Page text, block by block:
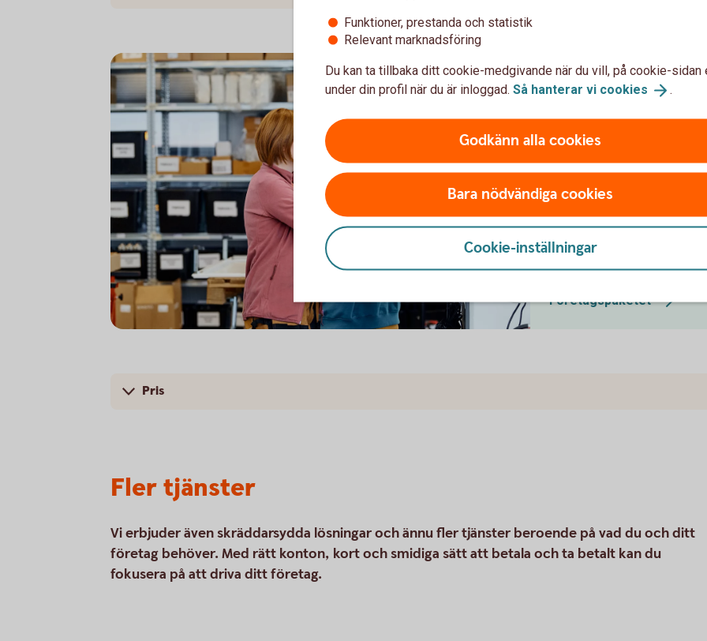
Vårt paket innehåller de
som är entreprenör.
Företagspaketet
Pris
Fler tjänster
Vi erbjuder även skräddarsydda lösningar och ännu fler tjänster beroende på vad du och ditt
företag behöver. Med rätt konton, kort och smidiga sätt att betala och ta betalt kan du
fokusera på att driva ditt företag.
Funktioner, prestanda och statistik
Relevant marknadsföring
Du kan ta tillbaka ditt cookie-medgivande när du vill, på cookie-sidan
under din profil när du är inloggad. Så hanterar vi cookies .
Godkänn alla cookies
Bara nödvändiga cookies
Cookie-inställningar